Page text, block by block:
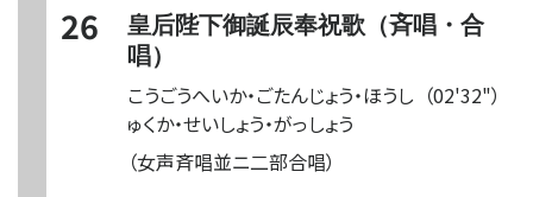
26
皇后陛下御誕辰奉祝歌（斉唱・合
唱）
（02'32"）
こうごうへいか・ごたんじょう・ほうし
ゅくか・せいしょう・がっしょう
（女声斉唱並ニ二部合唱）